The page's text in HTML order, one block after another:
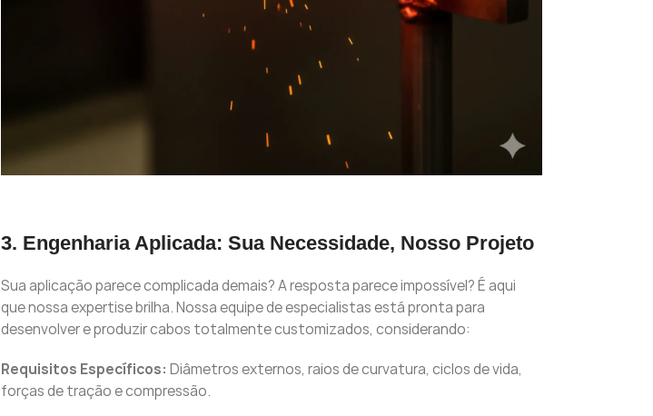
3. Engenharia Aplicada: Sua Necessidade, Nosso Projeto
Sua aplicação parece complicada demais? A resposta parece impossível? É aqui
que nossa expertise brilha. Nossa equipe de especialistas está pronta para
desenvolver e produzir cabos totalmente customizados, considerando:
Requisitos Específicos: Diâmetros externos, raios de curvatura, ciclos de vida,
forças de tração e compressão.